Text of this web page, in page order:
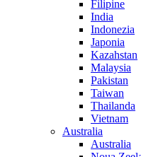
Filipine
India
Indonezia
Japonia
Kazahstan
Malaysia
Pakistan
Taiwan
Thailanda
Vietnam
Australia
Australia